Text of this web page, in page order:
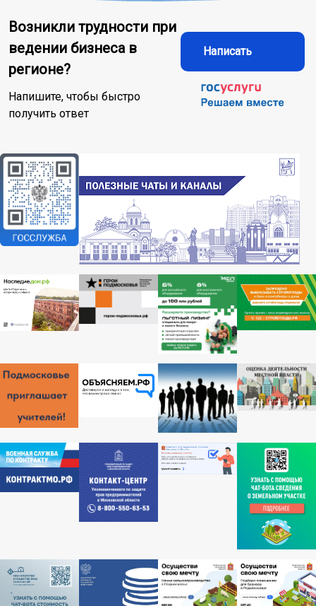
Возникли трудности при
ведении бизнеса в
регионе?
Напишите, чтобы быстро
получить ответ
Написать